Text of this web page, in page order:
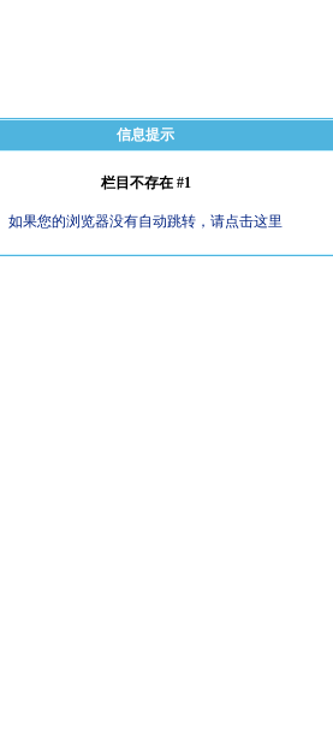
信息提示
栏目不存在 #1
如果您的浏览器没有自动跳转，请点击这里